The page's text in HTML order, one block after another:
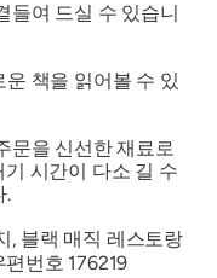
들여 드실 수 있습니
책을 읽어볼 수 있
문을 신선한 재료로
시간이 다소 길 수
.
, 블랙 매직 레스토랑
번호 176219